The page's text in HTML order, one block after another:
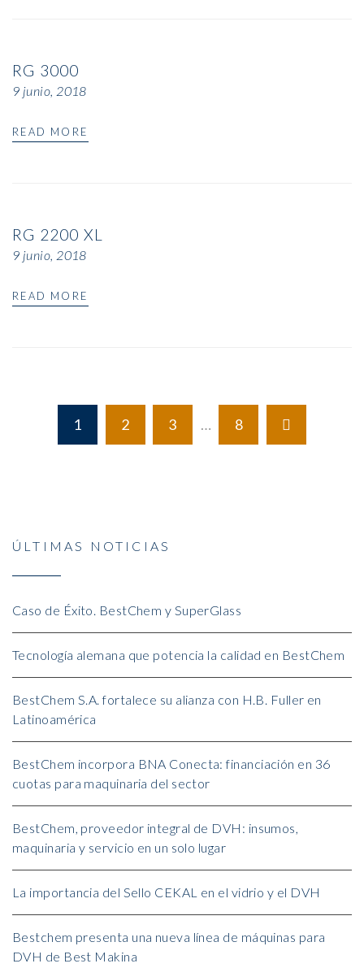
RG 3000
9 junio, 2018
READ MORE
RG 2200 XL
9 junio, 2018
READ MORE
1 2 3 … 8
ÚLTIMAS NOTICIAS
Caso de Éxito. BestChem y SuperGlass
Tecnología alemana que potencia la calidad en BestChem
BestChem S.A. fortalece su alianza con H.B. Fuller en
Latinoamérica
BestChem incorpora BNA Conecta: financiación en 36
cuotas para maquinaria del sector
BestChem, proveedor integral de DVH: insumos,
maquinaria y servicio en un solo lugar
La importancia del Sello CEKAL en el vidrio y el DVH
Bestchem presenta una nueva línea de máquinas para
DVH de Best Makina